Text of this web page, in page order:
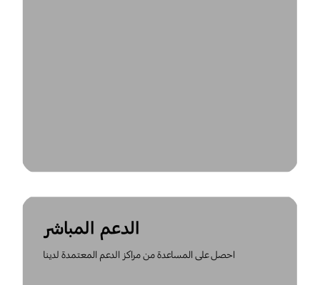
الدعم المباشر
احصل على المساعدة من مراكز الدعم المعتمدة لدينا